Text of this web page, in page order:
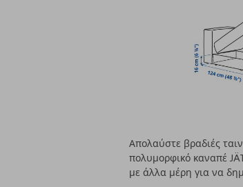
Απολαύστε βραδιές
πολυμορφικό καναπέ
με άλλα μέρη για να